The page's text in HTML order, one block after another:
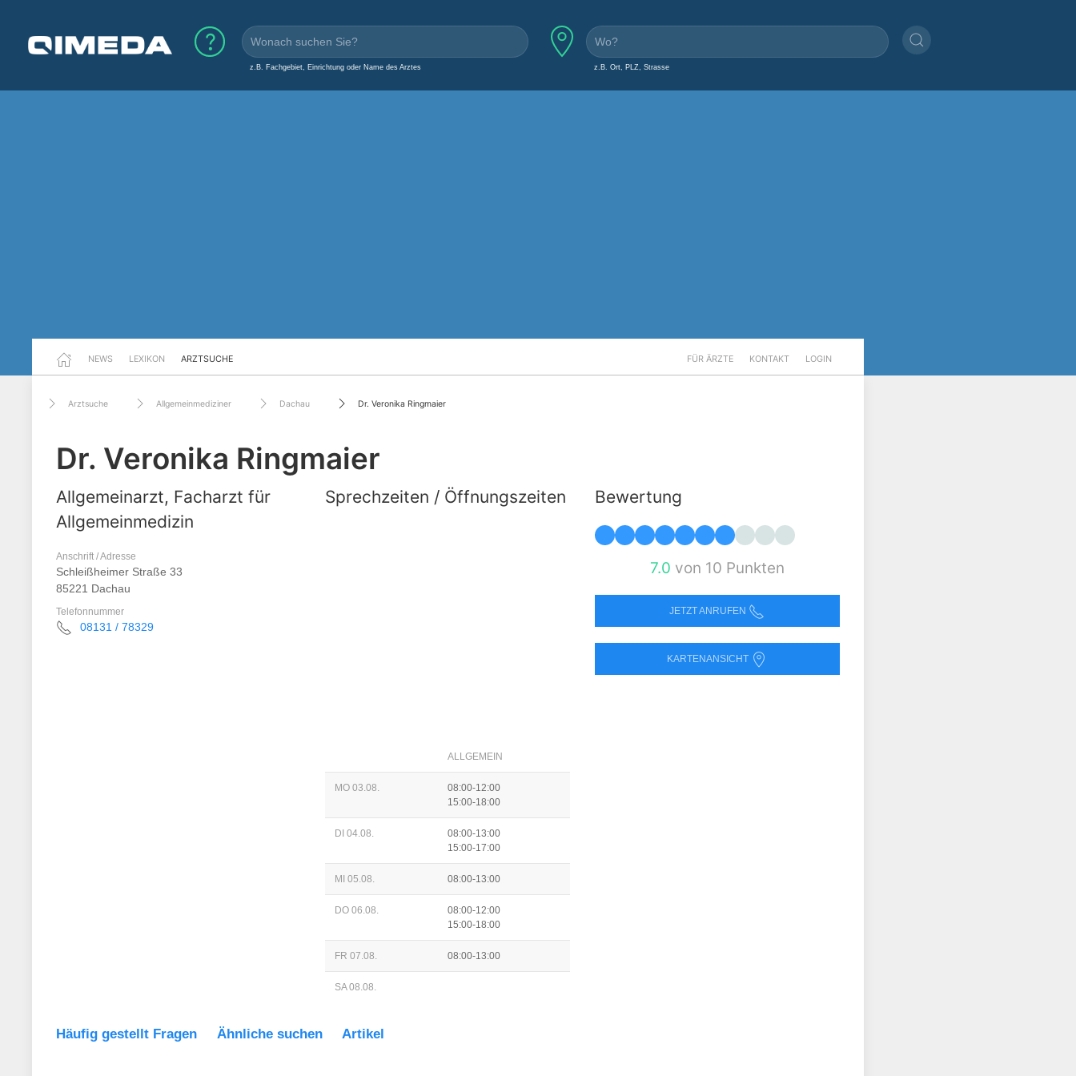
z.B. Fachgebiet, Einrichtung oder Name des Arztes z.B. Ort, PLZ, Strasse
NEWS LEXIKON ARZTSUCHE FÜR ÄRZTE KONTAKT LOGIN
Arztsuche Allgemeinmediziner Dachau Dr. Veronika Ringmaier
Dr. Veronika Ringmaier
Allgemeinarzt, Facharzt für
Allgemeinmedizin
Anschrift / Adresse
Schleißheimer Straße 33
85221 Dachau
Telefonnummer
08131 / 78329
Sprechzeiten / Öffnungszeiten
ALLGEMEIN
MO 03.08.
08:00-12:00
15:00-18:00
DI 04.08.
08:00-13:00
15:00-17:00
MI 05.08. 08:00-13:00
DO 06.08.
08:00-12:00
15:00-18:00
FR 07.08. 08:00-13:00
SA 08.08.
Bewertung
7.0 von 10 Punkten
JETZT ANRUFEN
KARTENANSICHT
Häufig gestellt Fragen Ähnliche suchen Artikel